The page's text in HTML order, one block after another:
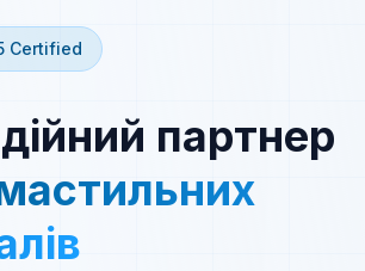
Certified
партнер